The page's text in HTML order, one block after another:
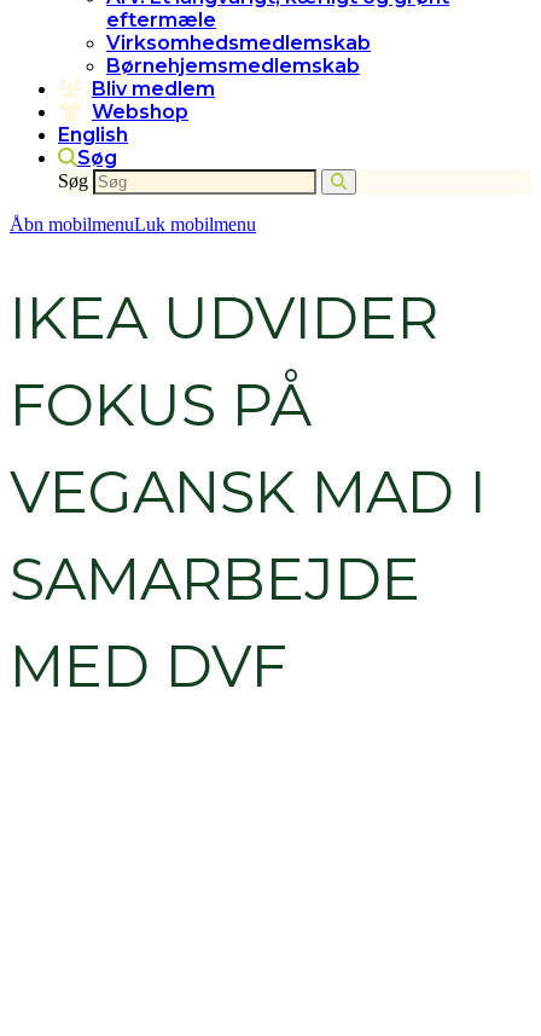
eftermæle
Virksomhedsmedlemskab
Børnehjemsmedlemskab
Bliv medlem
Webshop
English
Søg
Søg
Åbn mobilmenuLuk mobilmenu
IKEA UDVIDER
FOKUS PÅ
VEGANSK MAD I
SAMARBEJDE
MED DVF